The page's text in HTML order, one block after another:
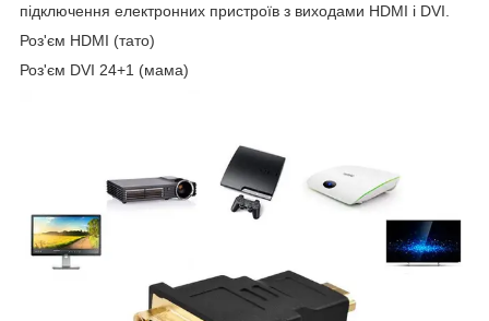
підключення електронних пристроїв з виходами HDMI і DVI.
Роз'єм HDMI (тато)
Роз'єм DVI 24+1 (мама)